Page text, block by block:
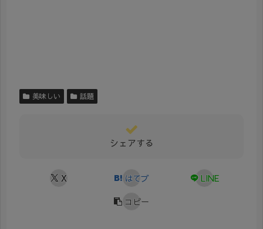
美味しい 話題
シェアする
X はてブ
LINE
コピー